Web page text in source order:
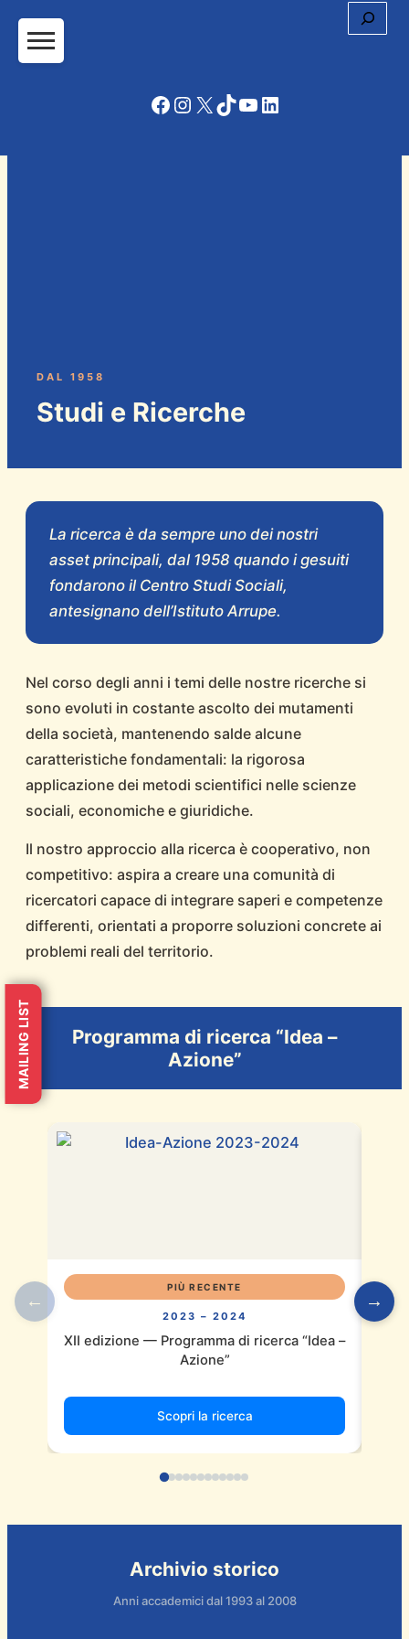
Facebook
Instagram
X TikTok
YouTube
LinkedIn
DAL 1958
Studi e Ricerche
La ricerca è da sempre uno dei nostri
asset principali, dal 1958 quando i gesuiti
fondarono il Centro Studi Sociali,
antesignano dell’Istituto Arrupe.
Nel corso degli anni i temi delle nostre ricerche si
sono evoluti in costante ascolto dei mutamenti
della società, mantenendo salde alcune
caratteristiche fondamentali: la rigorosa
applicazione dei metodi scientifici nelle scienze
sociali, economiche e giuridiche.
Il nostro approccio alla ricerca è cooperativo, non
competitivo: aspira a creare una comunità di
ricercatori capace di integrare saperi e competenze
differenti, orientati a proporre soluzioni concrete ai
problemi reali del territorio.
Programma di ricerca “Idea –
Azione”
←
PIÙ RECENTE
2023 – 2024
XII edizione — Programma di ricerca “Idea –
Azione”
Scopri la ricerca
XI
→
Archivio storico
Anni accademici dal 1993 al 2008
MAILING LIST